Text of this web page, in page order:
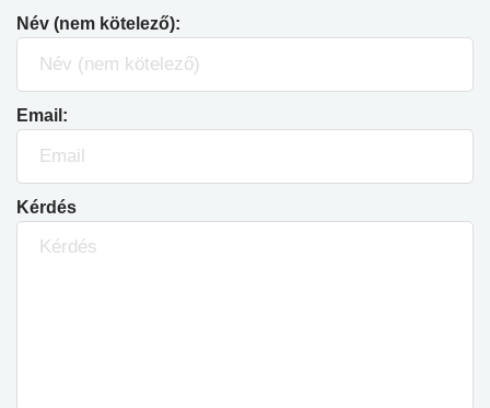
Név (nem kötelező):
Email:
Kérdés